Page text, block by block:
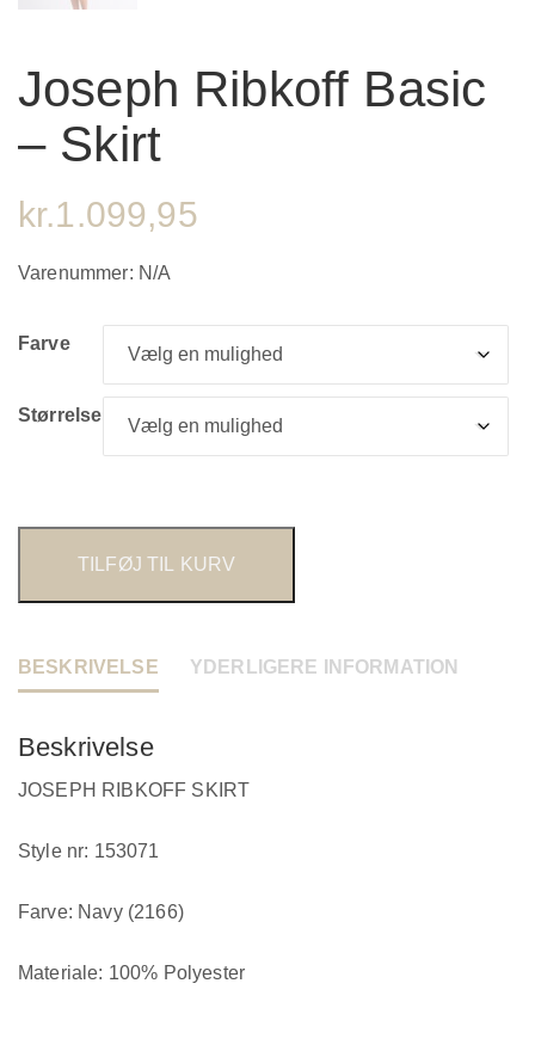
Joseph Ribkoff Basic
– Skirt
kr.1.099,95
Varenummer: N/A
Farve
Størrelse
TILFØJ TIL KURV
BESKRIVELSE YDERLIGERE INFORMATION
Beskrivelse
JOSEPH RIBKOFF SKIRT
Style nr: 153071
Farve: Navy (2166)
Materiale: 100% Polyester